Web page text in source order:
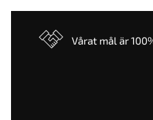
Vårat mål är